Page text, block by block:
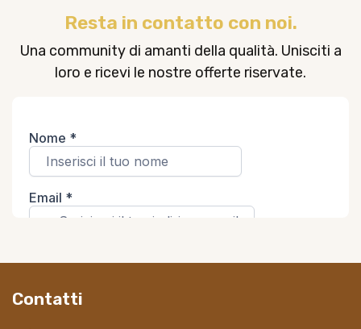
Resta in contatto con noi.
Una community di amanti della qualità. Unisciti a
loro e ricevi le nostre offerte riservate.
Contatti